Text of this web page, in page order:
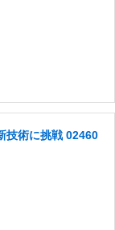
技術に挑戦 02460